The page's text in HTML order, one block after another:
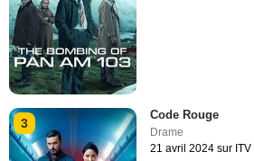
3
Code Rouge
Drame
21 avril 2024 sur ITV